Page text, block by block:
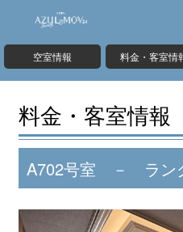
空室情報 料金・客室情
料金・客室情報
A702号室 － ラン